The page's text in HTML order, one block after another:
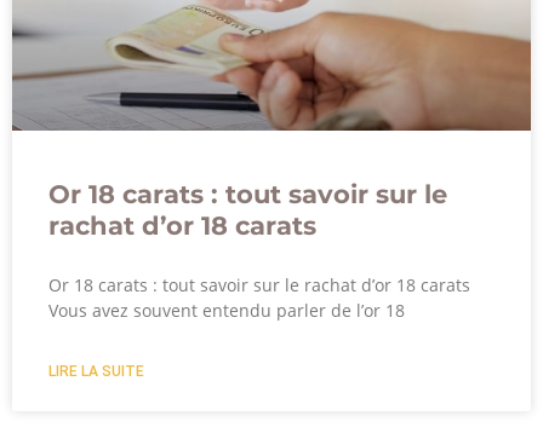
Or 18 carats : tout savoir sur le
rachat d’or 18 carats
Or 18 carats : tout savoir sur le rachat d’or 18 carats
Vous avez souvent entendu parler de l’or 18
LIRE LA SUITE